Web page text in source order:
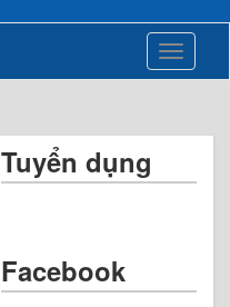
Toggle
Tuyển dụng
Facebook